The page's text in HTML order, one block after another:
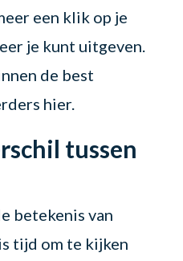
een klik op je
je kunt uitgeven.
de best
hier.
tussen
betekenis van
tijd om te kijken